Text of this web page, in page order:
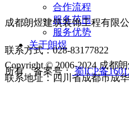
合作流程
服务范围
服务优势
关于朗煜
成都朗煜建筑装饰工程有限
联系方式：028-83177822
联系地址：四川省成都市成
Copyright © 2006-2024 成都
所有 备案号：蜀ICP备